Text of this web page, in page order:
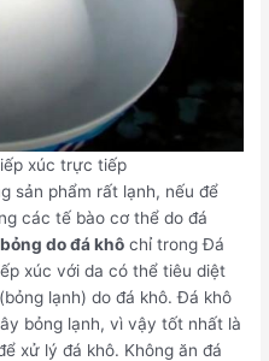
xúc trực tiếp
sản phẩm rất lạnh, nếu để
các tế bào cơ thể do đá
bỏng do đá khô chỉ trong Đá
xúc với da có thể tiêu diệt
lạnh) do đá khô. Đá khô
bỏng lạnh, vì vậy tốt nhất là
xử lý đá khô. Không ăn đá